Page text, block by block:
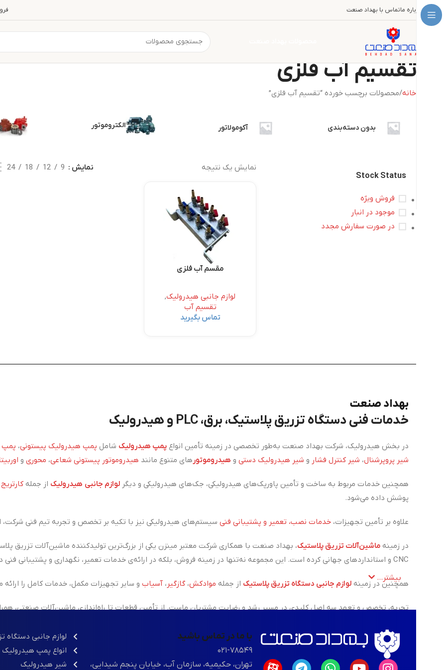
درباره ماتماس با بهداد صنعت
تقسیم آب فلزی
خانه محصولات برچسب خورده “تقسیم آب فلزی”
بدون دسته‌بندی آکومولاتور الکتروموتور
Stock Status
فروش ویژه
موجود در انبار
در صورت سفارش مجدد
نمایش یک نتیجه نمایش 9
12
18
24
مقسم آب فلزی
لوازم جانبی هیدرولیک,
تقسیم آب
تماس بگیرید
بهداد صنعت
خدمات فنی دستگاه تزریق پلاستیک، برق، PLC و هیدرولیک
در بخش هیدرولیک، شرکت بهداد صنعت به‌طور تخصصی در زمینه تأمین انواع پمپ هیدرولیک شامل پمپ هیدرولیک پیستونی، پمپ
شیر پروپرشنال، شیر کنترل فشار و شیر هیدرولیک دستی و هیدروموتور های متنوع مانند هیدروموتور پیستونی شعاعی، محوری و
همچنین خدمات مربوط به ساخت و تأمین پاورپک‌های هیدرولیکی، جک‌های هیدرولیکی و دیگر لوازم جانبی هیدرولیک از جمله کارتریج
پوشش داده می‌شود.
علاوه بر تأمین تجهیزات، خدمات نصب، تعمیر و پشتیبانی فنی سیستم‌های هیدرولیکی نیز با تکیه بر تخصص و تجربه تیم فنی شرکت،
در زمینه ماشین‌آلات تزریق پلاستیک، بهداد صنعت با همکاری شرکت معتبر مینزن یکی از بزرگ‌ترین تولیدکننده ماشین‌آلات تزریق
CNC و استانداردهای جهانی کرده است. این مجموعه نه‌تنها در زمینه فروش، بلکه در ارائه‌ی خدمات تعمیر، نگهداری و پشتیبانی فنی دستگاه‌های تزریق پلاستیک نیز همراه مشتریان خود است.
همچنین در زمینه لوازم جانبی دستگاه تزریق پلاستیک از جمله موادکش، گازگیر ، آسیاب و سایر تجهیزات مکمل، خدمات کامل را
تجربه، تخصص و تعهد سه اصل کلیدی در مسیر رشد و رضایت مشتریان ماست. از تأمین قطعات تا راه‌اندازی ماشین‌آلات صنعتی،
بیشتر...
با ما در تماس باشید
۰۲۱-۷۸۵۴۹
تهران، حکیمیه، سازمان آب، خیابان پنجم شیدایی،
لوازم جانبی دستگاه
انواع پمپ هیدرولیک
شیر هیدرولیک